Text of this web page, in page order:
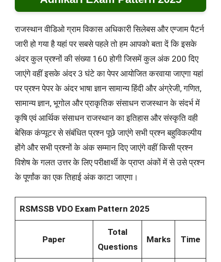
राजस्थान वीडिओ ग्राम विकास अधिकारी सिलेबस और एग्जाम पैटर्न
जारी हो गया है यहां पर सबसे पहले तो हम आपको बता दें कि इसके
अंदर कुल प्रश्नों की संख्या 160 होगी जिसमें कुल अंक 200 दिए
जाएंगे वहीं इसके अंदर 3 घंटे का पेपर आयोजित करवाया जाएगा यहां
पर प्रश्न पेपर के अंदर भाषा ज्ञान सामान्य हिंदी और अंग्रेजी, गणित,
सामान्य ज्ञान, भूगोल और प्राकृतिक संसाधन राजस्थान के संदर्भ में
कृषि एवं आर्थिक संसाधन राजस्थान का इतिहास और संस्कृति वही
बेसिक कंप्यूटर से संबंधित प्रश्न पूछे जाएंगे सभी प्रश्न बहुविकल्पीय
होंगे और सभी प्रश्नों के अंक सम्मान दिए जाएंगे वहीं किसी प्रश्न
विशेष के गलत उत्तर के लिए परीक्षार्थी के प्राप्त अंकों में से उसे प्रश्न
के पूर्णांक का एक तिहाई अंक काटा जाएगा।
RSMSSB VDO Exam Pattern 2025
Paper
Total
Questions
Marks Time